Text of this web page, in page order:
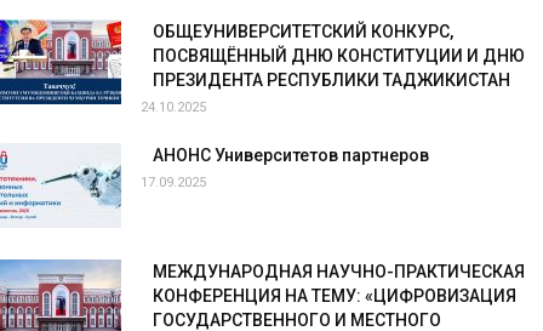
ОБЩЕУНИВЕРСИТЕТСКИЙ КОНКУРС,
ПОСВЯЩЁННЫЙ ДНЮ КОНСТИТУЦИИ И ДНЮ
ПРЕЗИДЕНТА РЕСПУБЛИКИ ТАДЖИКИСТАН
24.10.2025
АНОНС Университетов партнеров
17.09.2025
МЕЖДУНАРОДНАЯ НАУЧНО-ПРАКТИЧЕСКАЯ
КОНФЕРЕНЦИЯ НА ТЕМУ: «ЦИФРОВИЗАЦИЯ
ГОСУДАРСТВЕННОГО И МЕСТНОГО